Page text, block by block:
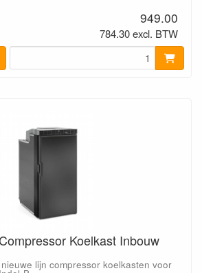
949.00
784.30 excl. BTW
Koelkast Inbouw
lijn compressor koelkasten voor